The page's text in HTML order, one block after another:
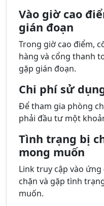
Vào giờ cao
gián đoạn
Trong giờ cao điểm,
hàng và cổng thanh
gặp gián đoạn.
Chi phí sử
Để tham gia phòng
phải đầu tư một
Tình trạng bị
mong muốn
Link truy cập vào
chặn và gặp tình
muốn.